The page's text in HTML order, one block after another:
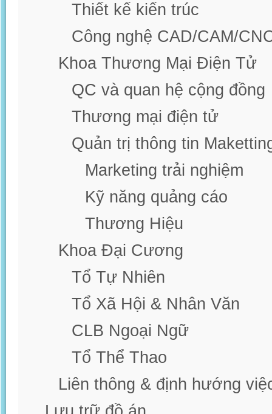
Thiết kế kiến trúc
Công nghệ CAD/CAM/
Khoa Thương Mại Điện Tử
QC và quan hệ cộng đồng
Thương mại điện tử
Quản trị thông tin
Marketing trải nghiệm
Kỹ năng quảng cáo
Thương Hiệu
Khoa Đại Cương
Tổ Tự Nhiên
Tổ Xã Hội & Nhân Văn
CLB Ngoại Ngữ
Tổ Thể Thao
Liên thông & định hướng